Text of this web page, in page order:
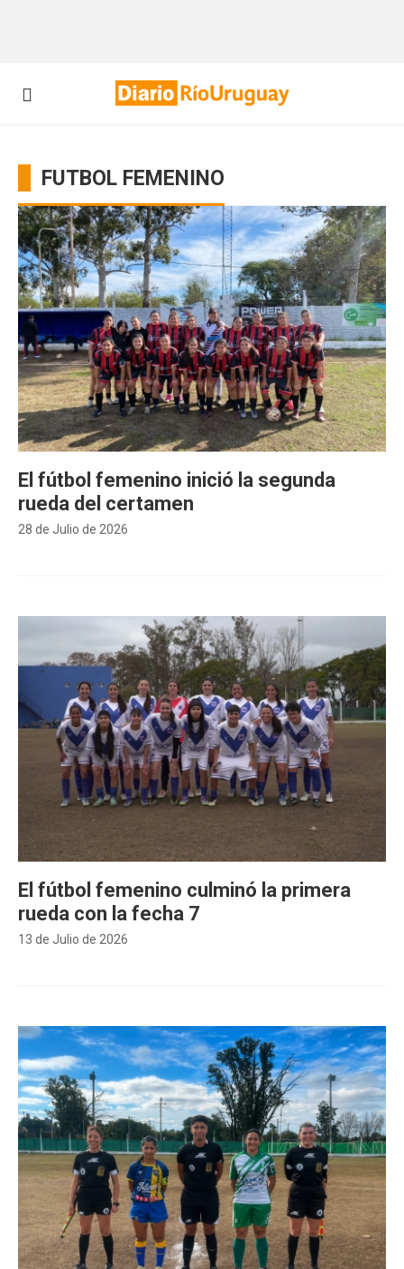
FUTBOL FEMENINO
28 de Julio de 2026
El fútbol femenino inició la segunda
rueda del certamen
13 de Julio de 2026
El fútbol femenino culminó la primera
rueda con la fecha 7